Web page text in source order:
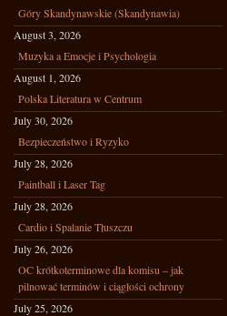
Góry Skandynawskie (Skandynawia)
August 3, 2026
Muzyka a Emocje i Psychologia
August 1, 2026
Polska Literatura w Centrum
July 30, 2026
Bezpieczeństwo i Ryzyko
July 28, 2026
Paintball i Laser Tag
July 28, 2026
Cardio i Spalanie Tłuszczu
July 26, 2026
OC krótkoterminowe dla komisu – jak
pilnować terminów i ciągłości ochrony
July 25, 2026